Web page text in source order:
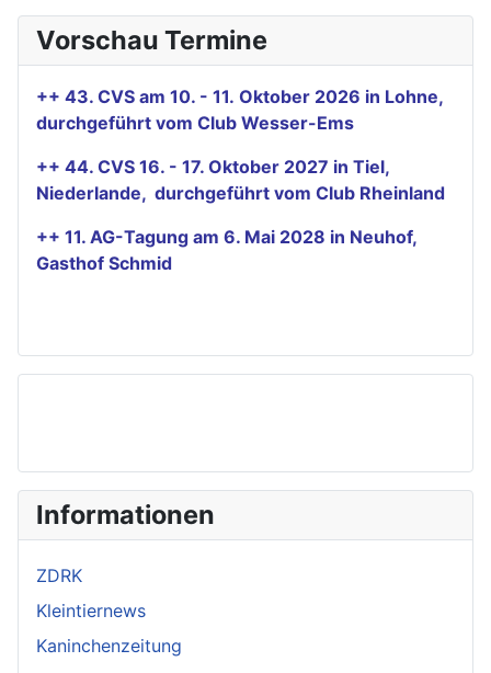
Vorschau Termine
++ 43. CVS am 10. - 11. Oktober 2026 in Lohne,
durchgeführt vom Club Wesser-Ems
++ 44. CVS 16. - 17. Oktober 2027 in Tiel,
Niederlande, durchgeführt vom Club Rheinland
++ 11. AG-Tagung am 6. Mai 2028 in Neuhof,
Gasthof Schmid
Informationen
ZDRK
Kleintiernews
Kaninchenzeitung